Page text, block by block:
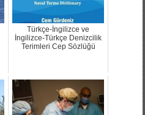
Türkçe-İngilizce ve
İngilizce-Türkçe Denizcilik
Terimleri Cep Sözlüğü